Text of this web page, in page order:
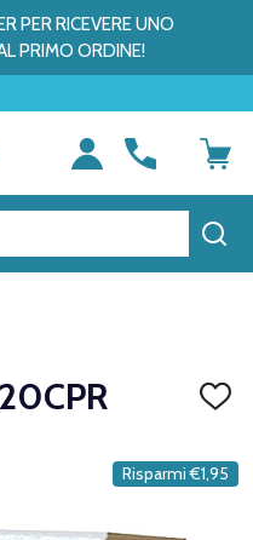
PER RICEVERE UNO
PRIMO ORDINE!
DEI
Risparmi €1,95